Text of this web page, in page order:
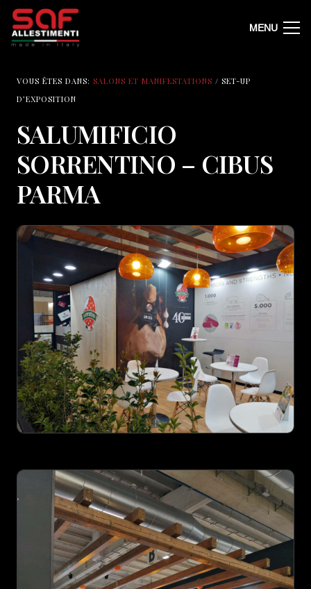
MENU
VOUS ÊTES DANS: SALONS ET MANIFESTATIONS / SET-UP
D’EXPOSITION
SALUMIFICIO
SORRENTINO – CIBUS
PARMA